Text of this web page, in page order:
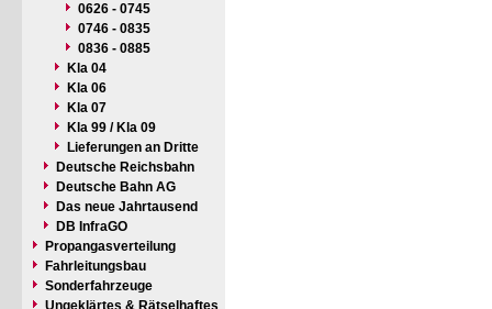
0626 - 0745
0746 - 0835
0836 - 0885
Kla 04
Kla 06
Kla 07
Kla 99 / Kla 09
Lieferungen an Dritte
Deutsche Reichsbahn
Deutsche Bahn AG
Das neue Jahrtausend
DB InfraGO
Propangasverteilung
Fahrleitungsbau
Sonderfahrzeuge
Ungeklärtes & Rätselhaftes